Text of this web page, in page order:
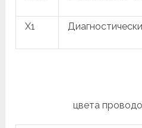
X1
цвета